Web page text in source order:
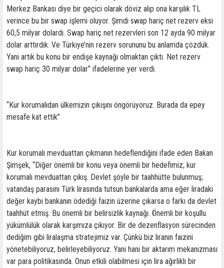
Merkez Bankası diye bir geçici olarak döviz alıp ona karşılık TL
verince bu bir swap işlemi oluyor. Şimdi swap hariç net rezerv eksi
60,5 milyar dolardı. Swap hariç net rezervleri son 12 ayda 90 milyar
dolar arttırdık. Ve Türkiye’nin rezerv sorununu bu anlamda çözdük.
Yani artık bu konu bir endişe kaynağı olmaktan çıktı. Net rezerv
swap hariç 30 milyar dolar” ifadelerine yer verdi.
“Kur korumalıdan ülkemizin çıkışını öngörüyoruz. Burada da epey
mesafe kat ettik”
Kur korumalı mevduattan çıkmanın hedeflendiğini ifade eden Bakan
Şimşek, “Diğer önemli bir konu veya önemli bir hedefimiz; kur
korumalı mevduattan çıkış. Devlet şöyle bir taahhütte bulunmuş;
vatandaş parasını Türk lirasında tutsun bankalarda ama eğer liradaki
değer kaybı bankanın ödediği faizin üzerine çıkarsa o farkı da devlet
taahhüt etmiş. Bu önemli bir belirsizlik kaynağı. Önemli bir koşullu
yükümlülük olarak karşımıza çıkıyor. Bir de dezenflasyon sürecinden
dediğim gibi liralaşma stratejimiz var. Çünkü biz liranın faizini
yönetebiliyoruz, belirleyebiliyoruz. Yani hani bir aktarım mekanizması
var para politikasında. Onun etkili olabilmesi için lira ağırlıklı bir